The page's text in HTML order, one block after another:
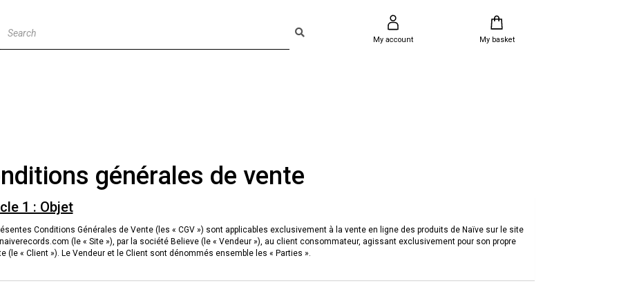
My account My basket
générales de vente
1 : Objet
Conditions Générales de Vente (les « CGV ») sont applicables exclusivement à la vente en ligne des produits de Naïve sur le site
(le « Site »), par la société Believe (le « Vendeur »), au client consommateur, agissant exclusivement pour son propre
(le « Client »). Le Vendeur et le Client sont dénommés ensemble les « Parties ».